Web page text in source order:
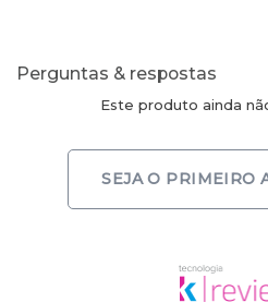
Perguntas & respostas
Este produto ainda
SEJA O PRIMEIRO